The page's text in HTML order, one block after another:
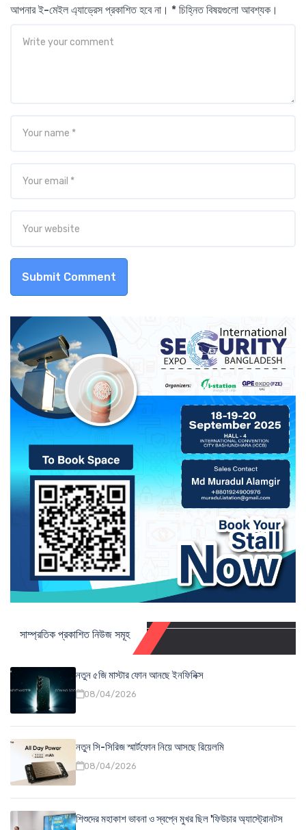
আপনার ই-মেইল এ্যাড্রেস প্রকাশিত হবে না। * চিহ্নিত বিষয়গুলো আবশ্যক।
Submit Comment
সাম্প্রতিক প্রকাশিত নিউজ সমূহ
নতুন ৫জি মাস্টার ফোন আনছে ইনফিনিক্স
08/04/2026
নতুন সি-সিরিজ স্মার্টফোন নিয়ে আসছে রিয়েলমি
08/04/2026
শিশুদের মহাকাশ ভাবনা ও স্বপ্নে মুখর ছিল 'ফিউচার অ্যাস্ট্রোনটস